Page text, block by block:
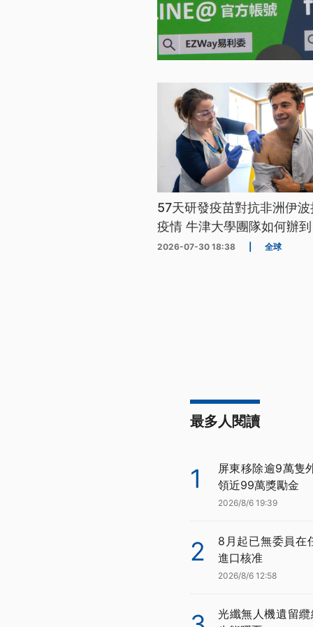
57天研發疫苗對抗非洲伊
疫情 牛津大學團隊如何辦
2026-07-30 18:38 全球
最多人閱讀
1
屏東移除逾9萬隻
領近99萬獎勵金
2026/8/6 19:39
2
8月起已無委員在
進口核准
2026/8/6 12:58
光纖無人機遺留